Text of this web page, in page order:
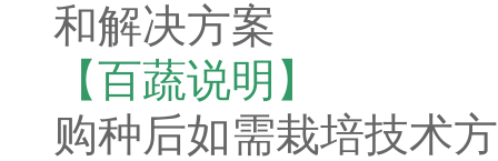
和解决方案
【百蔬说明】
购种后如需栽培技术